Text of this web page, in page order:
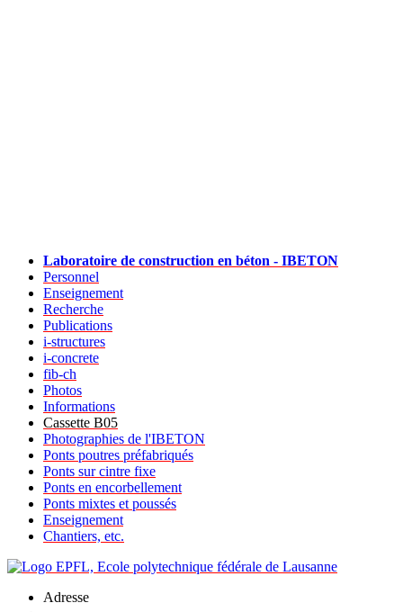
Laboratoire de construction en béton - IBETON
Personnel
Enseignement
Recherche
Publications
i-structures
i-concrete
fib-ch
Photos
Informations
Cassette B05
Photographies de l'IBETON
Ponts poutres préfabriqués
Ponts sur cintre fixe
Ponts en encorbellement
Ponts mixtes et poussés
Enseignement
Chantiers, etc.
Adresse